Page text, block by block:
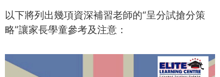
以下將列出幾項資深補習老師的“呈分試搶分策
略”讓家長學童參考及注意：